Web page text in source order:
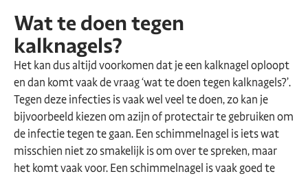
Wat te doen tegen
kalknagels?
Het kan dus altijd voorkomen dat je een kalknagel oploopt
en dan komt vaak de vraag ‘wat te doen tegen kalknagels?’.
Tegen deze infecties is vaak wel veel te doen, zo kan je
bijvoorbeeld kiezen om azijn of protectair te gebruiken om
de infectie tegen te gaan. Een schimmelnagel is iets wat
misschien niet zo smakelijk is om over te spreken, maar
het komt vaak voor. Een schimmelnagel is vaak goed te